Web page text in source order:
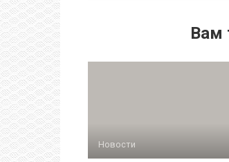
Вам
Новости